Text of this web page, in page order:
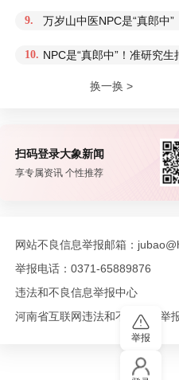
9. 万岁山中医NPC是“真郎中
10. NPC是“真郎中”！准研究生
换一换 >
扫码登录大象新闻
享专属资讯 个性推荐
网站不良信息举报邮箱：
举报电话：0371-65889876
违法和不良信息举报中心
河南省互联网违法和不良信息举
举报